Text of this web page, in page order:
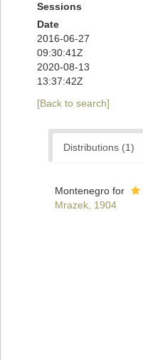
Sessions
Date
2016-06-27
09:30:41Z
2020-08-13
13:37:42Z
[Back to search]
Distributions (1)
Montenegro for
Mrazek, 1904